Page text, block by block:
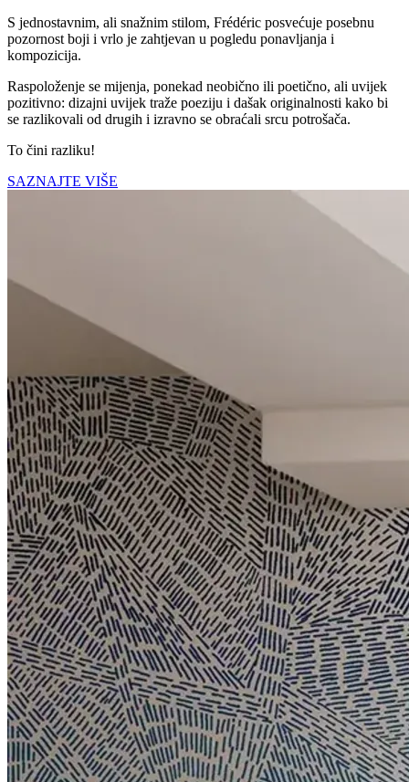
S jednostavnim, ali snažnim stilom, Frédéric posvećuje posebnu
pozornost boji i vrlo je zahtjevan u pogledu ponavljanja i
kompozicija.
Raspoloženje se mijenja, ponekad neobično ili poetično, ali uvijek
pozitivno: dizajni uvijek traže poeziju i dašak originalnosti kako bi
se razlikovali od drugih i izravno se obraćali srcu potrošača.
To čini razliku!
SAZNAJTE VIŠE